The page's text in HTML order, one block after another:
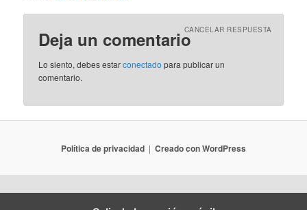
Deja un comentarioCANCELAR RESPUESTA
Lo siento, debes estarconectado para publicar un
comentario.
Política de privacidad Creado con WordPress